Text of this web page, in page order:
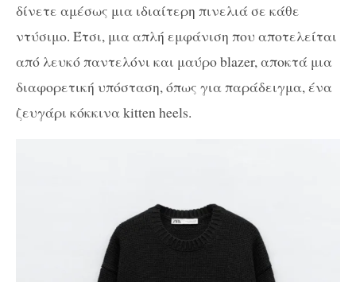
δίνετε αμέσως μια ιδιαίτερη πινελιά σε κάθε
ντύσιμο. Έτσι, μια απλή εμφάνιση που αποτελείται
από λευκό παντελόνι και μαύρο blazer, αποκτά μια
διαφορετική υπόσταση, όπως για παράδειγμα, ένα
ζευγάρι κόκκινα kitten heels.